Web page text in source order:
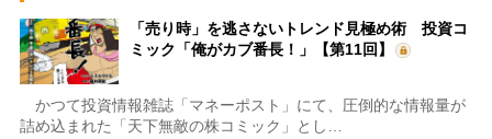
「売り時」を逃さないトレンド見極め術 投資コ
ミック「俺がカブ番長！」【第11回】
かつて投資情報雑誌「マネーポスト」にて、圧倒的な情報量が
詰め込まれた「天下無敵の株コミック」とし…